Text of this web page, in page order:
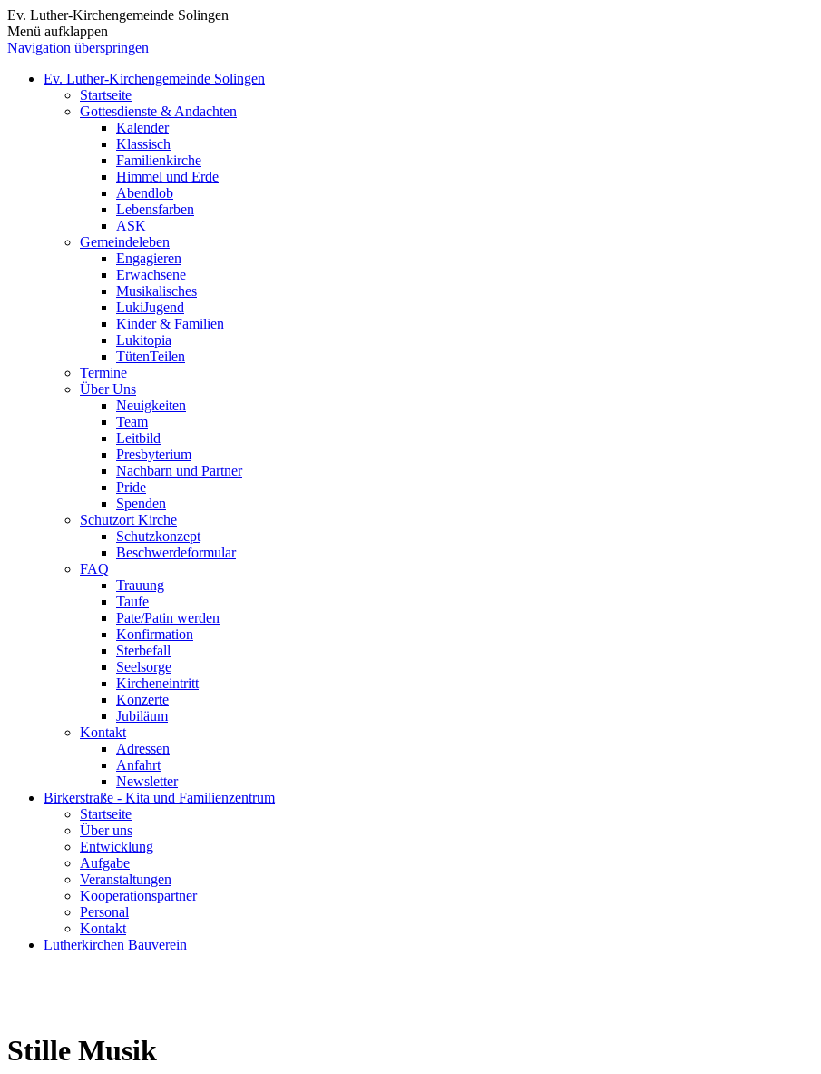
Ev. Luther-Kirchengemeinde Solingen
Menü aufklappen
Navigation überspringen
Ev. Luther-Kirchengemeinde Solingen
Startseite
Gottesdienste & Andachten
Kalender
Klassisch
Familienkirche
Himmel und Erde
Abendlob
Lebensfarben
ASK
Gemeindeleben
Engagieren
Erwachsene
Musikalisches
LukiJugend
Kinder & Familien
Lukitopia
TütenTeilen
Termine
Über Uns
Neuigkeiten
Team
Leitbild
Presbyterium
Nachbarn und Partner
Pride
Spenden
Schutzort Kirche
Schutzkonzept
Beschwerdeformular
FAQ
Trauung
Taufe
Pate/Patin werden
Konfirmation
Sterbefall
Seelsorge
Kircheneintritt
Konzerte
Jubiläum
Kontakt
Adressen
Anfahrt
Newsletter
Birkerstraße - Kita und Familienzentrum
Startseite
Über uns
Entwicklung
Aufgabe
Veranstaltungen
Kooperationspartner
Personal
Kontakt
Lutherkirchen Bauverein
Stille Musik